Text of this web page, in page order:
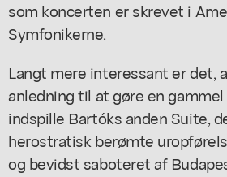
som koncerten er skrevet i
Symfonikerne.
Langt mere interessant er det,
anledning til at gøre en
indspille Bartóks anden Suite,
herostratisk berømte
og bevidst saboteret af